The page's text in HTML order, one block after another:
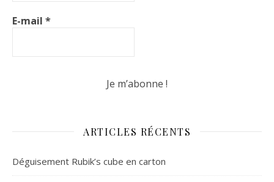
E-mail *
ARTICLES RÉCENTS
Déguisement Rubik’s cube en carton